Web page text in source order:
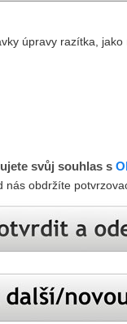
úpravy razítka,
svůj souhlas s O
nás obdržíte